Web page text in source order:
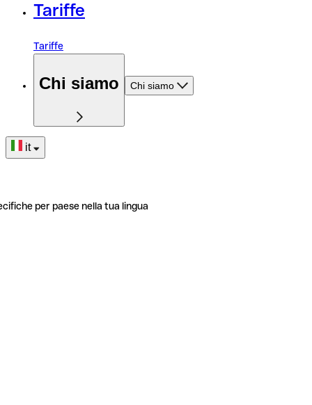
Tariffe
Tariffe
Chi siamo Chi siamo
it
per paese nella tua lingua